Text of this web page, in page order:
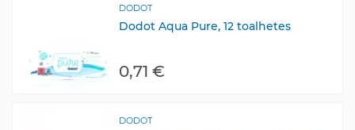
DODOT
Dodot Aqua Pure, 12 toalhetes
0,71 €
DODOT